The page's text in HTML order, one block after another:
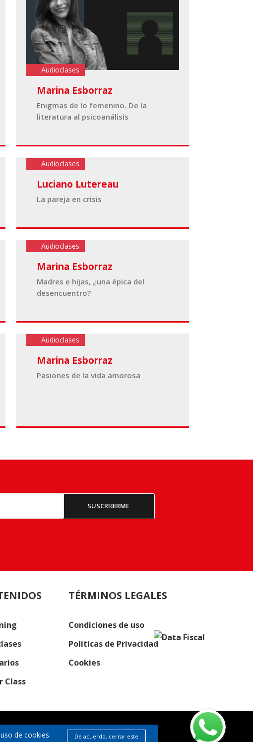
Audioclases
Marina Esborraz
Enigmas de lo femenino. De la
literatura al psicoanálisis
Audioclases
Luciano Lutereau
La pareja en crisis
Audioclases
Marina Esborraz
Madres e hijas, ¿una épica del
desencuentro?
Audioclases
Marina Esborraz
Pasiones de la vida amorosa
Class
TÉRMINOS LEGALES
Condiciones de uso
Políticas de Privacidad
Cookies
de cookies.
De acuerdo, cerrar este